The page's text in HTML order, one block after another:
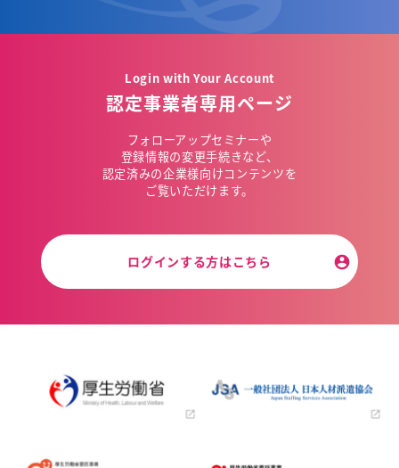
Login with Your Account
認定事業者専用ページ
フォローアップセミナーや
登録情報の変更手続きなど、
認定済みの企業様向けコンテンツを
ご覧いただけます。
ログインする方はこちら